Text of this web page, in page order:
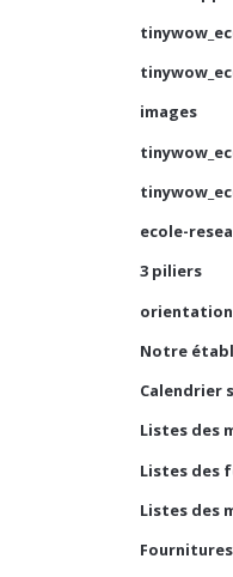
images
ecole-
3 piliers
orientation
Notre
Calendrier
Listes des
Listes des
Listes des